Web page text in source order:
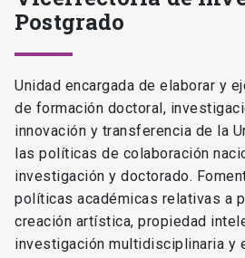
Postgrado
Unidad encargada de elaborar y
de formación doctoral,
innovación y transferencia de la
las políticas de colaboración
investigación y doctorado.
políticas académicas relativas a
creación artística, propiedad
investigación multidisciplinaria y